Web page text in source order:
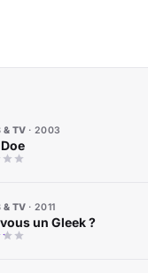
& TV 2003
& TV 2011
un Gleek ?